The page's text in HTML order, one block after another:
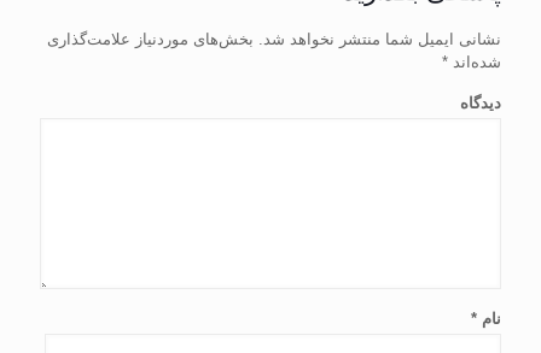
نشانی ایمیل شما منتشر نخواهد شد. بخش‌های موردنیاز علامت‌گذاری
شده‌اند *
دیدگاه
نام *